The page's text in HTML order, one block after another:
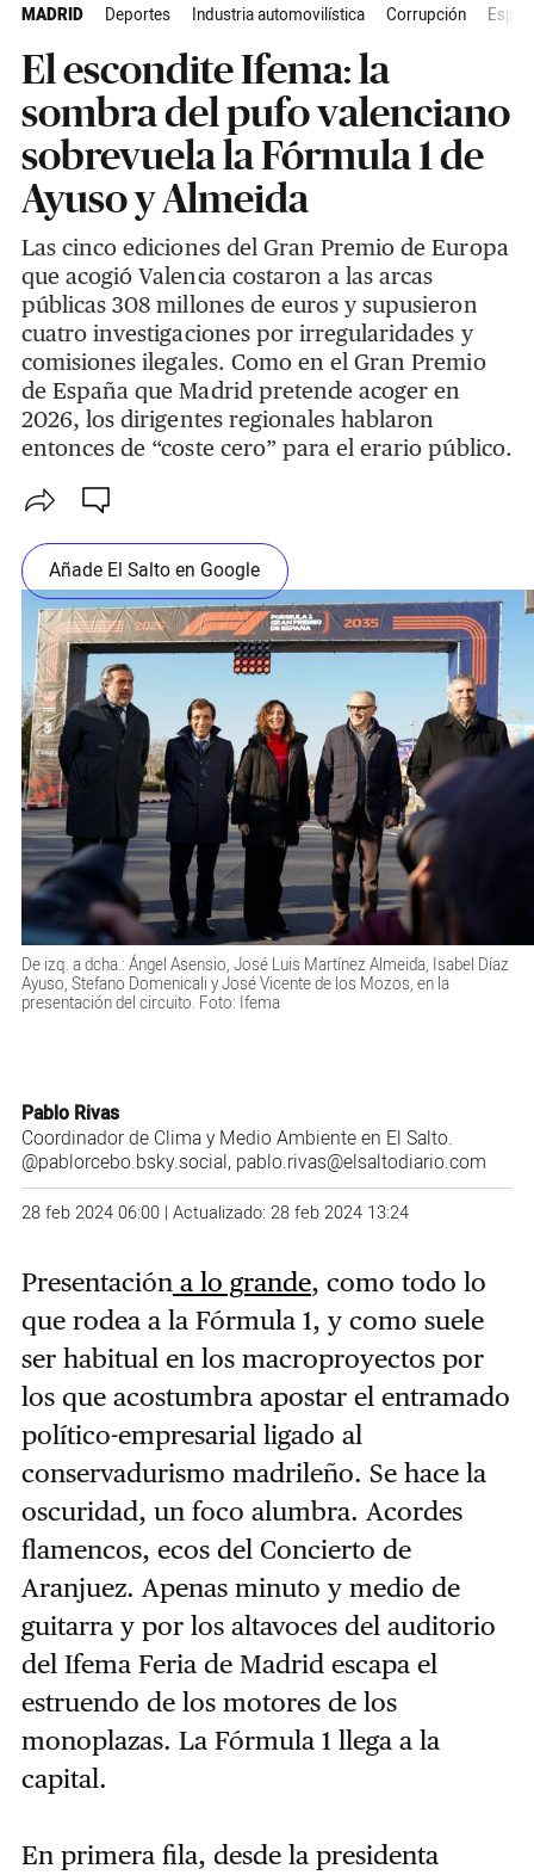
MADRID Deportes Industria automovilística Corrupción
El escondite Ifema: la
sombra del pufo valenciano
sobrevuela la Fórmula 1 de
Ayuso y Almeida
Las cinco ediciones del Gran Premio de Europa
que acogió Valencia costaron a las arcas
públicas 308 millones de euros y supusieron
cuatro investigaciones por irregularidades y
comisiones ilegales. Como en el Gran Premio
de España que Madrid pretende acoger en
2026, los dirigentes regionales hablaron
entonces de “coste cero” para el erario público.
Añade El Salto en Google
De izq. a dcha.: Ángel Asensio, José Luis Martínez Almeida, Isabel Díaz
Ayuso, Stefano Domenicali y José Vicente de los Mozos, en la
presentación del circuito. Foto: Ifema
Pablo Rivas
Coordinador de Clima y Medio Ambiente en El Salto.
@pablorcebo.bsky.social, pablo.rivas@elsaltodiario.com
28 feb 2024 06:00 | Actualizado: 28 feb 2024 13:24
Presentación a lo grande, como todo lo
que rodea a la Fórmula 1, y como suele
ser habitual en los macroproyectos por
los que acostumbra apostar el entramado
político-empresarial ligado al
conservadurismo madrileño. Se hace la
oscuridad, un foco alumbra. Acordes
flamencos, ecos del Concierto de
Aranjuez. Apenas minuto y medio de
guitarra y por los altavoces del auditorio
del Ifema Feria de Madrid escapa el
estruendo de los motores de los
monoplazas. La Fórmula 1 llega a la
capital.
En primera fila, desde la presidenta